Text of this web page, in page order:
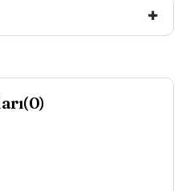
dolayı